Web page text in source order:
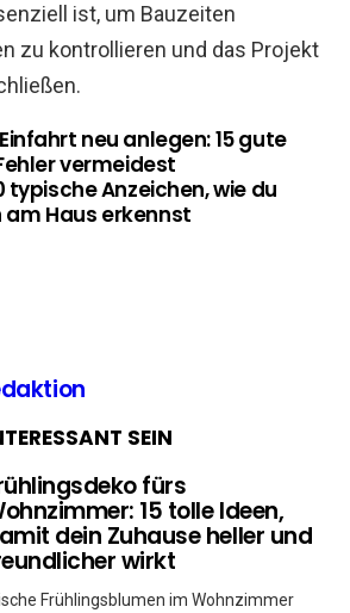
ist, um Bauzeiten
zu kontrollieren und das Projekt
Einfahrt neu anlegen: 15 gute
vermeidest
typische Anzeichen, wie du
Haus erkennst
SEIN
fürs
15 tolle Ideen,
dein Zuhause heller und
wirkt
Frühlingsblumen im Wohnzimmer